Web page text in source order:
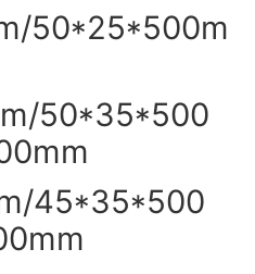
50*25*500m
50*35*500
45*35*500